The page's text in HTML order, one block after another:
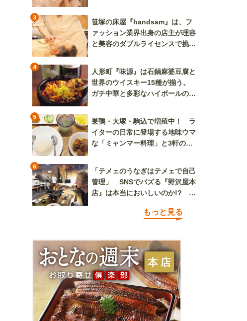
3
笹塚の床屋『handsam』は、フ
ァッション業界出身の店主が理容
と美容のダブルライセンスで挑む
4
人形町『味源』は石鍋麻婆豆腐と
世界のウイスキー15種が揃う。
ガチ中華と多彩なハイボールの組
5
巣鴨・大塚・駒込で増殖中！ ラ
イターの日常に登場する地味ウマ
な「ミャンマー料理」と3軒のニ
6
「テメェのうなぎはテメェで自己
管理」 SNSでバズる『野沢屋本
店』は本当においしいのか!? い
もっと見る